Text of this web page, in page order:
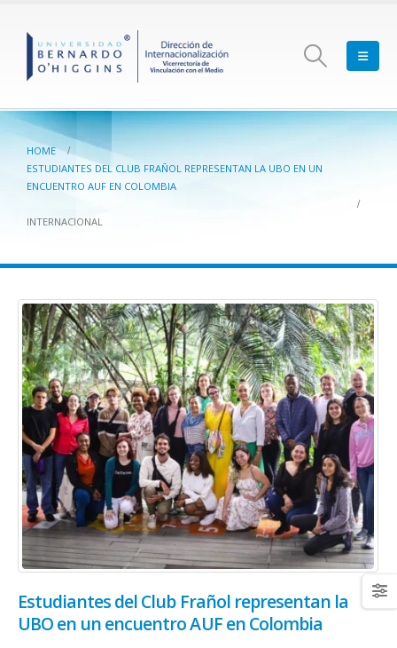
HOME
ESTUDIANTES DEL CLUB FRAÑOL REPRESENTAN LA UBO EN UN
ENCUENTRO AUF EN COLOMBIA
INTERNACIONAL
Estudiantes del Club Frañol representan la
UBO en un encuentro AUF en Colombia